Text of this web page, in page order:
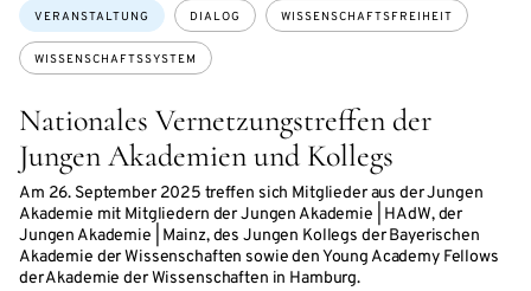
Nationales Vernetzungstreffen der
Jungen Akademien und Kollegs
Am 26. September 2025 treffen sich Mitglieder aus der Jungen
Akademie mit Mitgliedern der Jungen Akademie | HAdW, der
Jungen Akademie | Mainz, des Jungen Kollegs der Bayerischen
Akademie der Wissenschaften sowie den Young Academy Fellows
der Akademie der Wissenschaften in Hamburg.
Themen:
VERANSTALTUNG DIALOG WISSENSCHAFTSFREIHEIT
WISSENSCHAFTSSYSTEM